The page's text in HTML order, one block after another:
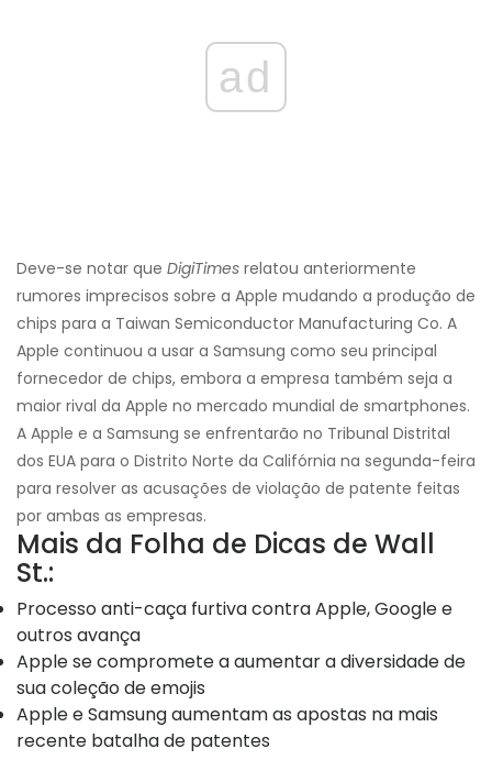
ad
Deve-se notar que DigiTimes relatou anteriormente
rumores imprecisos sobre a Apple mudando a produção de
chips para a Taiwan Semiconductor Manufacturing Co. A
Apple continuou a usar a Samsung como seu principal
fornecedor de chips, embora a empresa também seja a
maior rival da Apple no mercado mundial de smartphones.
A Apple e a Samsung se enfrentarão no Tribunal Distrital
dos EUA para o Distrito Norte da Califórnia na segunda-feira
para resolver as acusações de violação de patente feitas
por ambas as empresas.
Mais da Folha de Dicas de Wall
St.:
Processo anti-caça furtiva contra Apple, Google e
outros avança
Apple se compromete a aumentar a diversidade de
sua coleção de emojis
Apple e Samsung aumentam as apostas na mais
recente batalha de patentes